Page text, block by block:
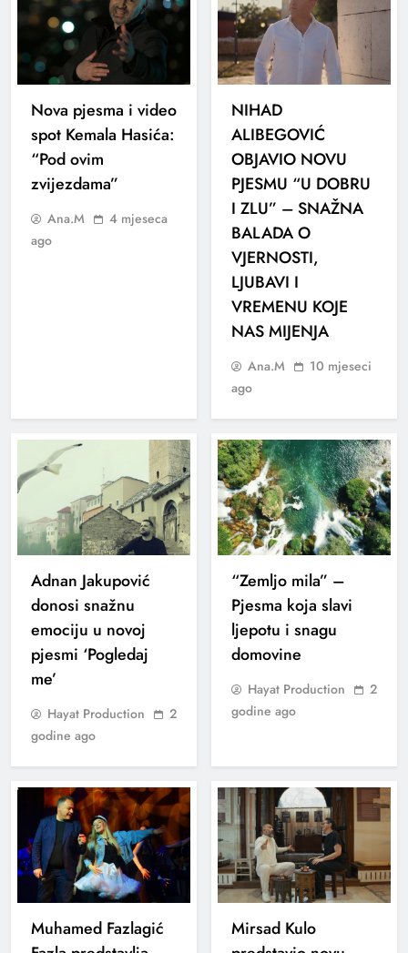
Nova pjesma i video
spot Kemala Hasića:
“Pod ovim
zvijezdama”
Ana.M
4 mjeseca
ago
NIHAD
ALIBEGOVIĆ
OBJAVIO NOVU
PJESMU “U DOBRU
I ZLU” – SNAŽNA
BALADA O
VJERNOSTI,
LJUBAVI I
VREMENU KOJE
NAS MIJENJA
Ana.M
10 mjeseci
ago
Adnan Jakupović
donosi snažnu
emociju u novoj
pjesmi ‘Pogledaj
me’
Hayat Production
2
godine ago
“Zemljo mila” –
Pjesma koja slavi
ljepotu i snagu
domovine
Hayat Production
2
godine ago
Muhamed Fazlagić
Mirsad Kulo